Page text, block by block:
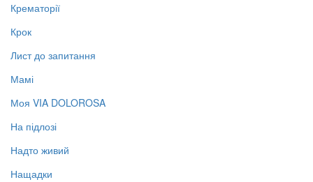
Крематорії
Крок
Лист до запитання
Мамі
Моя VIA DOLOROSA
На підлозі
Надто живий
Нащадки